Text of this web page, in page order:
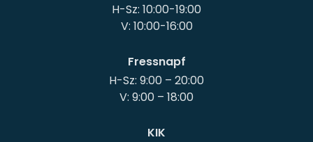
H-Sz: 10:00-19:00
V: 10:00-16:00
Fressnapf
H-Sz: 9:00 – 20:00
KIK